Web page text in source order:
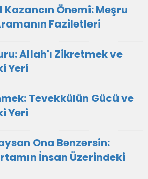
Önemi: Meşru
Faziletleri
Allah'ı Zikretmek ve
Yeri
Tevekkülün Gücü ve
Yeri
Ona Benzersin:
İnsan Üzerindeki